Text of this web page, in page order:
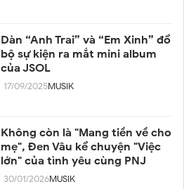
Dàn “Anh Trai” và “Em Xinh” đổ
bộ sự kiện ra mắt mini album
của JSOL
17/09/2025MUSIK
Không còn là "Mang tiền về cho
mẹ", Đen Vâu kể chuyện "Việc
lớn" của tình yêu cùng PNJ
30/01/2026MUSIK